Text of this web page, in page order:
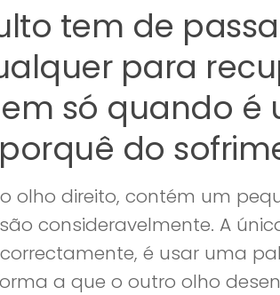
tem de
para
só quando é
do
olho direito, contém um
consideravelmente. A
é usar uma
a que o outro olho